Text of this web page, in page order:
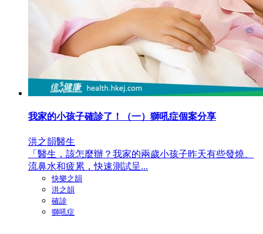
我家的小孩子確診了！（一）獅吼症個案分享
洪之韻醫生
「醫生，該怎麼辦？我家的兩歲小孩子昨天有些發燒、
流鼻水和疲累，快速測試呈...
快樂之韻
洪之韻
確診
獅吼症